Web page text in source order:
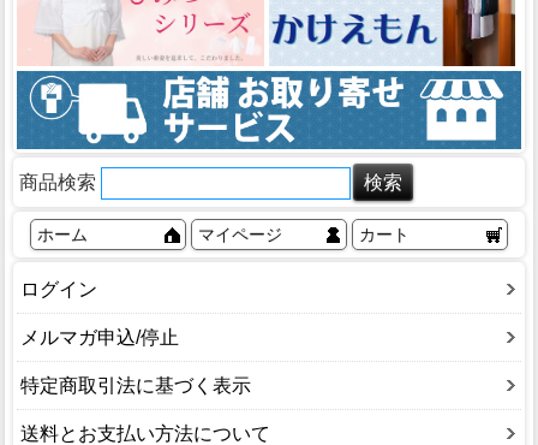
商品検索
ホーム マイページ カート
ログイン
メルマガ申込/停止
特定商取引法に基づく表示
送料とお支払い方法について